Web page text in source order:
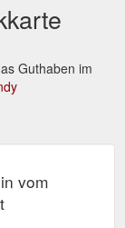
Guthaben im
vom